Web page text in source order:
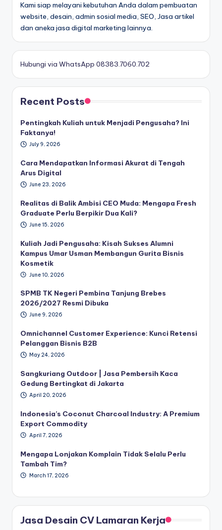
Kami siap melayani kebutuhan Anda dalam pembuatan
website, desain, admin sosial media, SEO, Jasa artikel
dan aneka jasa digital marketing lainnya.
Hubungi via WhatsApp 08383.7060.702
Recent Posts
Pentingkah Kuliah untuk Menjadi Pengusaha? Ini
Faktanya!
July 9, 2026
Cara Mendapatkan Informasi Akurat di Tengah
Arus Digital
June 23, 2026
Realitas di Balik Ambisi CEO Muda: Mengapa Fresh
Graduate Perlu Berpikir Dua Kali?
June 15, 2026
Kuliah Jadi Pengusaha: Kisah Sukses Alumni
Kampus Umar Usman Membangun Gurita Bisnis
Kosmetik
June 10, 2026
SPMB TK Negeri Pembina Tanjung Brebes
2026/2027 Resmi Dibuka
June 9, 2026
Omnichannel Customer Experience: Kunci Retensi
Pelanggan Bisnis B2B
May 24, 2026
Sangkuriang Outdoor | Jasa Pembersih Kaca
Gedung Bertingkat di Jakarta
April 20, 2026
Indonesia’s Coconut Charcoal Industry: A Premium
Export Commodity
April 7, 2026
Mengapa Lonjakan Komplain Tidak Selalu Perlu
Tambah Tim?
March 17, 2026
Jasa Desain CV Lamaran Kerja